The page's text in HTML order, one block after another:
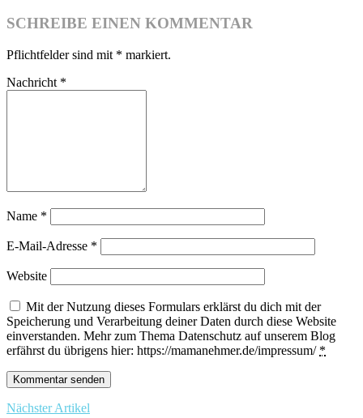
SCHREIBE EINEN KOMMENTAR
Pflichtfelder sind mit * markiert.
Nachricht *
Name *
E-Mail-Adresse *
Website
Mit der Nutzung dieses Formulars erklärst du dich mit der
Speicherung und Verarbeitung deiner Daten durch diese Website
einverstanden. Mehr zum Thema Datenschutz auf unserem Blog
erfährst du übrigens hier: https://mamanehmer.de/impressum/ *
Nächster Artikel